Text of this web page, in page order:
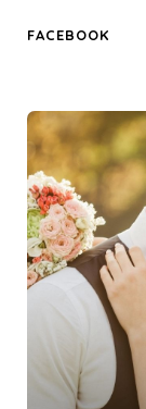
FACEBOOK